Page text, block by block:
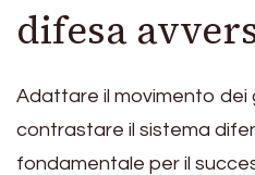
difesa
Adattare il movimento dei
contrastare il sistema
fondamentale per il